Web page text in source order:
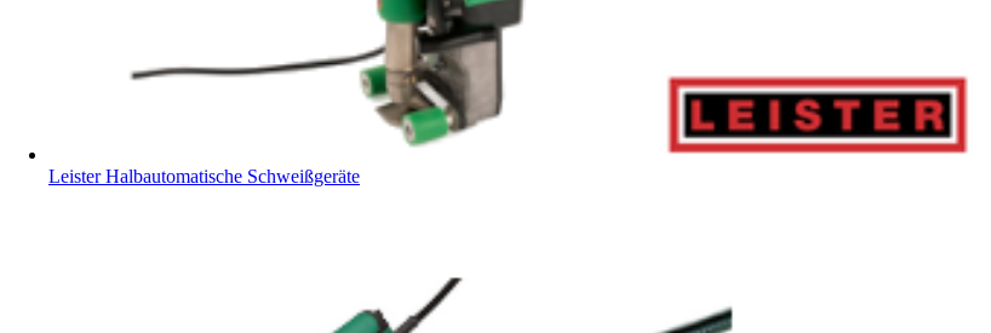
Leister Halbautomatische Schweißgeräte